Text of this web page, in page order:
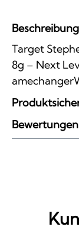
Beschreibung
Target
8g – Next
Bewertungen